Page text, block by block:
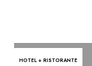
HOTEL + RISTORANTE